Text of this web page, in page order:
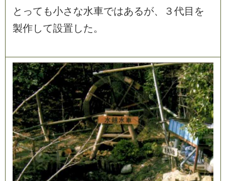
と って も小さ な水車ではあるが、 ３代目 を
製作して設置 した。